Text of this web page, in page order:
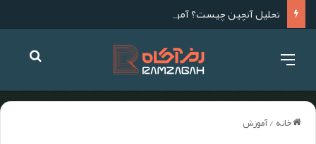
تحلیل آنچین چیست؟ آموزش صفر تا صد تحلیل آنچین
خانه/آموزش